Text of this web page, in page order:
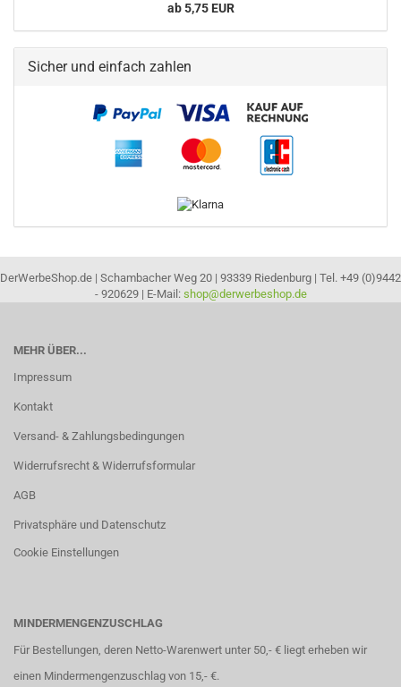
ab 5,75 EUR
Sicher und einfach zahlen
DerWerbeShop.de | Schambacher Weg 20 | 93339 Riedenburg | Tel. +49 (0)9442
- 920629 | E-Mail: shop@derwerbeshop.de
MEHR ÜBER...
Impressum
Kontakt
Versand- & Zahlungsbedingungen
Widerrufsrecht & Widerrufsformular
AGB
Privatsphäre und Datenschutz
Cookie Einstellungen
MINDERMENGENZUSCHLAG
Für Bestellungen, deren Netto-Warenwert unter 50,- € liegt erheben wir
einen Mindermengenzuschlag von 15,- €.